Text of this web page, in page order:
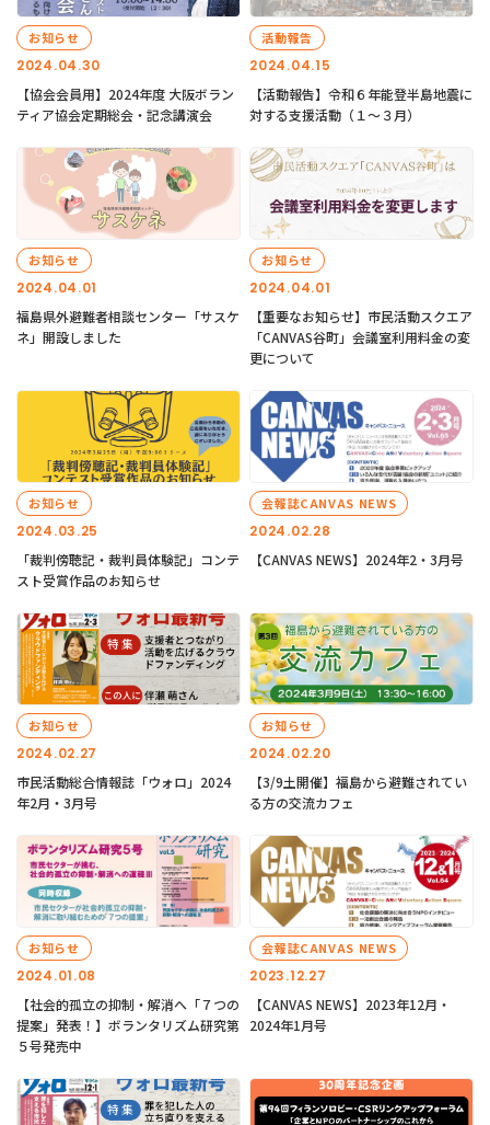
2024.04.30
お知らせ
【協会会員用】2024年度 大阪ボラン
ティア協会定期総会・記念講演会
2024.04.15
活動報告
【活動報告】令和６年能登半島地震に
対する支援活動（１〜３月）
2024.04.01
お知らせ
福島県外避難者相談センター「サスケ
ネ」開設しました
2024.04.01
お知らせ
【重要なお知らせ】市民活動スクエア
「CANVAS谷町」会議室利用料金の変
更について
2024.03.25
お知らせ
「裁判傍聴記・裁判員体験記」コンテ
スト受賞作品のお知らせ
2024.02.28
会報誌CANVAS NEWS
【CANVAS NEWS】2024年2・3月号
2024.02.27
お知らせ
市民活動総合情報誌「ウォロ」2024
年2月・3月号
2024.02.20
お知らせ
【3/9土開催】福島から避難されてい
る方の交流カフェ
2024.01.08
お知らせ
【社会的孤立の抑制・解消へ「７つの
提案」発表！】ボランタリズム研究第
５号発売中
2023.12.27
会報誌CANVAS NEWS
【CANVAS NEWS】2023年12月・
2024年1月号